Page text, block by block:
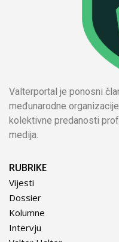
Valterportal je ponosni
međunarodne
kolektivne predanosti
medija.
RUBRIKE
Vijesti
Dossier
Kolumne
Intervju